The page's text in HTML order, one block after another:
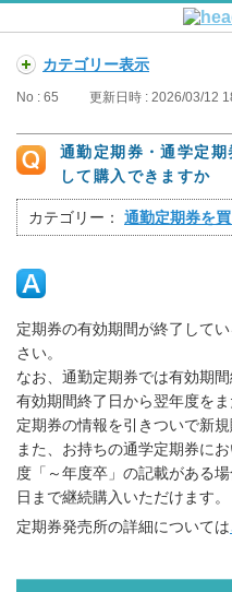
カテゴリー表示
No : 65 更新日時 : 2026/03/12
通勤定期券・通学定
して購入できますか
カテゴリー： 通勤定期券を買
定期券の有効期間が終了して
さい。
なお、通勤定期券では有効期
有効期間終了日から翌年度を
定期券の情報を引きついで新規
また、お持ちの通学定期券に
度「～年度卒」の記載がある
日まで継続購入いただけます。
定期券発売所の詳細については